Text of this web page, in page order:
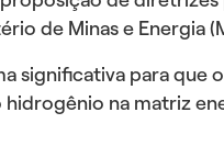
de Minas e Energia
significativa para
na matriz